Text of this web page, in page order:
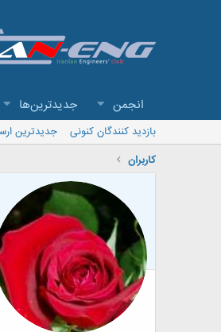
انجمن جدیدترین‌ها
بازدید کنندگان کنونی جدیدترین
کاربران